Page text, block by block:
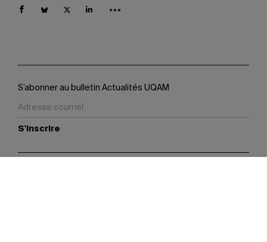
S’abonner au bulletin Actualités UQAM
S'inscrire